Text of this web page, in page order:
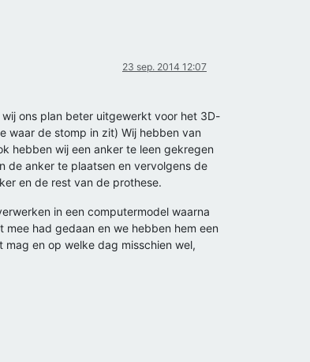
23 sep. 2014 12:07
ons plan beter uitgewerkt voor het 3D-
waar de stomp in zit) Wij hebben van
hebben wij een anker te leen gekregen
de anker te plaatsen en vervolgens de
en de rest van de prothese.
in een computermodel waarna
had gedaan en we hebben hem een
en op welke dag misschien wel,